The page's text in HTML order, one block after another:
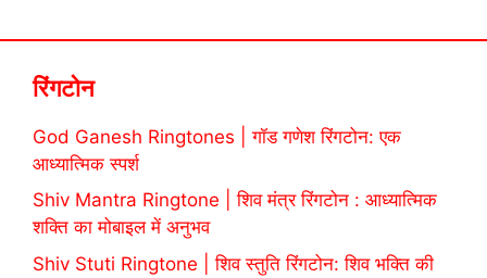
रिंगटोन
God Ganesh Ringtones | गॉड गणेश रिंगटोन: एक
आध्यात्मिक स्पर्श
Shiv Mantra Ringtone | शिव मंत्र रिंगटोन : आध्यात्मिक
शक्ति का मोबाइल में अनुभव
Shiv Stuti Ringtone | शिव स्तुति रिंगटोन: शिव भक्ति की